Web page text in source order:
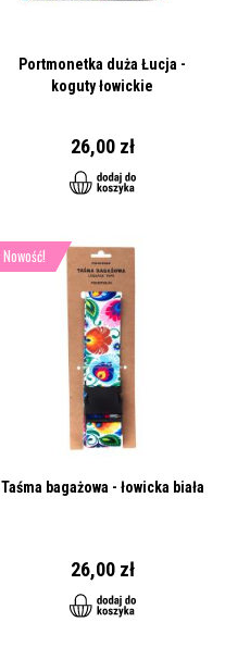
Portmonetka duża Łucja -
koguty łowickie
26,00 zł
Taśma bagażowa - łowicka biała
26,00 zł
Nowość!